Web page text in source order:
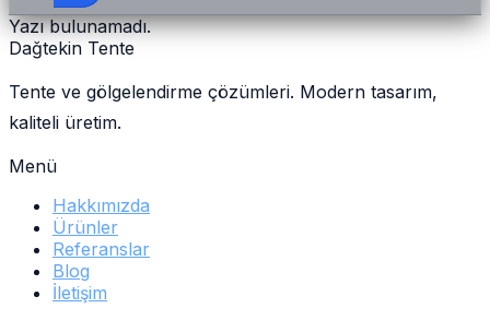
Yazı bulunamadı.
Dağtekin Tente
Tente ve gölgelendirme çözümleri. Modern tasarım,
kaliteli üretim.
Menü
Hakkımızda
Ürünler
Referanslar
Blog
İletişim